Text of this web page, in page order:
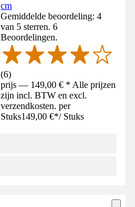
cm
Gemiddelde beoordeling: 4
van 5 sterren. 6
Beoordelingen.
(6)
prijs — 149,00 € * Alle prijzen
zijn incl. BTW en excl.
verzendkosten. per
Stuks149,00 €*/ Stuks